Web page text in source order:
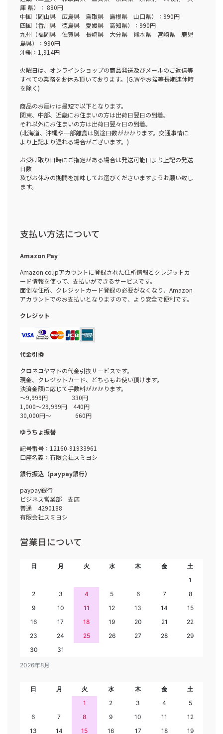
庫 県）： 880円
中国（岡山県 広島県 鳥取県 島根県 山口県）：990円
四国（香川県 徳島県 愛媛県 高知県）：990円
九州（福岡県 佐賀県 長崎県 大分県 熊本県 宮崎県 鹿児
島県）：990円
沖縄：1,914円
火曜日は、オンラインショップの商品発送及びメールのご返信等
すべての業務をお休み頂いております。(G.Wやお盆等長期連休時
を除く)
商品のお届けは最短で以下となります。
関東、中部、近畿にお住まいの方は出荷日翌日の到着。
それ以外にお住まいの方は出荷日翌々日の到着。
(北海道、沖縄や一部離島は別途日数がかかります。交通事情に
より上記より遅れる場合がございます。)
お受け取り日時にご指定がある場合は発送可能日より上記の発送
日数
及びお休みの期間を加味してお選びくださいますようお願い致し
ます。
支払い方法について
Amazon Pay
Amazon.co.jpアカウントに登録された住所情報とクレジットカ
ード情報を使って、支払いができるサービスです。
面倒な住所、クレジットカード登録の必要がなくなり、Amazon
アカウントでのお支払いとなりますので、より安全で便利です。
クレジット
代金引換
クロネコヤマトの代金引換サービスです。
現金、クレジットカード、どちらもお使い頂けます。
決済金額に応じて手数料がかかります。
～9,999円 330円
1,000～29,999円 440円
30,000円～ 660円
ゆうちょ振替
記号番号：12160-91933961
口座名義：有限会社スミヨシ
銀行振込（paypay銀行）
paypay銀行
ビジネス営業部 支店
普通 4290188
有限会社スミヨシ
営業日について
2026年8月
日 月 火 水 木 金
土
1
2
3 4 5 6 7
8
9
10 11 12 13 14
15
16
17 18 19 20 21
22
23
24 25 26 27 28
29
30
31
日 月 火 水 木 金
土
1
2 3 4
5
6
7 8 9 10 11
12
13
14 15 16 17 18 19